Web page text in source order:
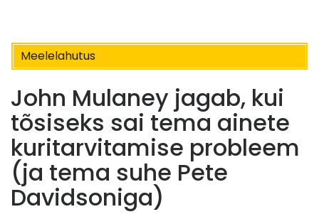
Meelelahutus
John Mulaney jagab, kui
tõsiseks sai tema ainete
kuritarvitamise probleem
(ja tema suhe Pete
Davidsoniga)